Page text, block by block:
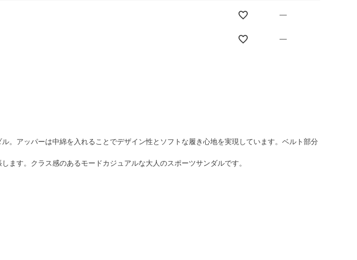
—
—
。アッパーは中綿を入れることでデザイン性とソフトな履き心地を実現しています。ベルト部分
ます。クラス感のあるモードカジュアルな大人のスポーツサンダルです。